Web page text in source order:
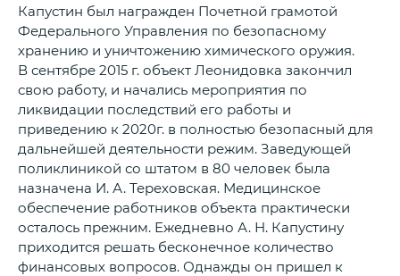
Капустин был награжден Почетной грамотой
Федерального Управления по безопасному
хранению и уничтожению химического оружия.
В сентябре 2015 г. объект Леонидовка закончил
свою работу, и начались мероприятия по
ликвидации последствий его работы и
приведению к 2020г. в полностью безопасный для
дальнейшей деятельности режим. Заведующей
поликлиникой со штатом в 80 человек была
назначена И. А. Тереховская. Медицинское
обеспечение работников объекта практически
осталось прежним. Ежедневно А. Н. Капустину
приходится решать бесконечное количество
финансовых вопросов. Однажды он пришел к